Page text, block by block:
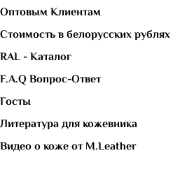
Оптовым Клиентам
Стоимость в белорусских рублях
RAL - Каталог
F.A.Q Вопрос-Ответ
Госты
Литература для кожевника
Видео о коже от M.Leather